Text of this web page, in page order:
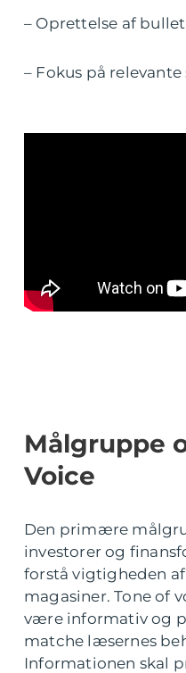
– Oprettelse af
– Fokus på
Målgruppe
Voice
Den primære
investorer og
forstå vigtigheden
magasiner. Tone of
være informativ og
matche læsernes
Informationen skal